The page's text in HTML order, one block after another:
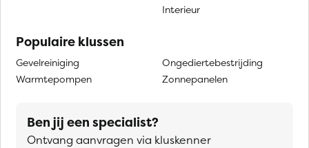
Interieur
Populaire klussen
Gevelreiniging
Warmtepompen
Ongediertebestrijding
Zonnepanelen
Ben jij een specialist?
Ontvang aanvragen via kluskenner